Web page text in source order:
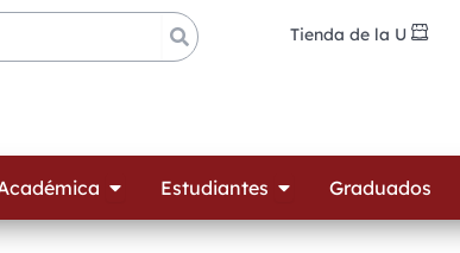
Tienda de la U
Open Oferta Académica
Estudiantes Open Estudiantes
Graduados